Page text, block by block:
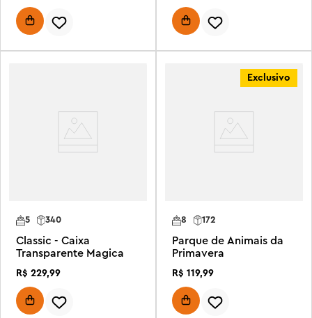
340
5
Classic - Caixa
Transparente Magica
R$ 229,99
Exclusivo
8 172
Parque de Animais da
Primavera
R$ 119,99